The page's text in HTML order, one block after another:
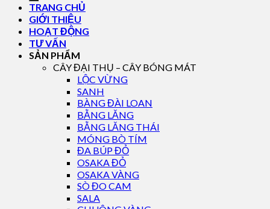
TRANG CHỦ
GIỚI THIỆU
HOẠT ĐỘNG
TƯ VẤN
SẢN PHẨM
CÂY ĐẠI THỤ – CÂY BÓNG MÁT
LỘC VỪNG
SANH
BÀNG ĐÀI LOAN
BẰNG LĂNG
BẰNG LĂNG THÁI
MÓNG BÒ TÍM
ĐA BÚP ĐỎ
OSAKA ĐỎ
OSAKA VÀNG
SÒ ĐO CAM
SALA